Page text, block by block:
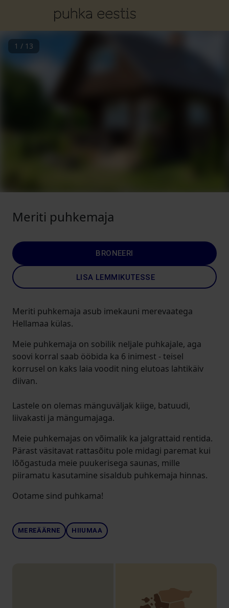
1 / 13
Meriti puhkemaja
BRONEERI
LISA LEMMIKUTESSE
Meriti puhkemaja asub imekauni merevaatega
Hellamaa külas.
Meie puhkemaja on sobilik neljale puhkajale, aga
soovi korral saab ööbida ka 6 inimest - teisel
korrusel on kaks laia voodit ning elutoas lahtikäiv
diivan.
Lastele on olemas mänguväljak kiige, batuudi,
liivakasti ja mängumajaga.
Meie puhkemajas on võimalik ka jalgrattaid rentida.
Pärast väsitavat rattasõitu pole midagi paremat kui
lõõgastuda meie puukerisega saunas, mille
piiramatu kasutamine sisaldub puhkemaja hinnas.
Ootame sind puhkama!
MEREÄÄRNE HIIUMAA